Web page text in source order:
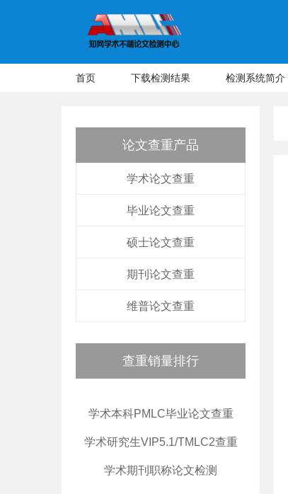
首页 下载检测结果 检测系统简介
论文查重产品
学术论文查重
毕业论文查重
硕士论文查重
期刊论文查重
维普论文查重
查重销量排行
学术本科PMLC毕业论文查重
学术研究生VIP5.1/TMLC2查重
学术期刊职称论文检测